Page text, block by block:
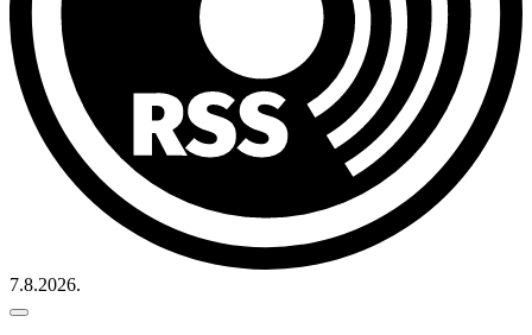
7.8.2026.